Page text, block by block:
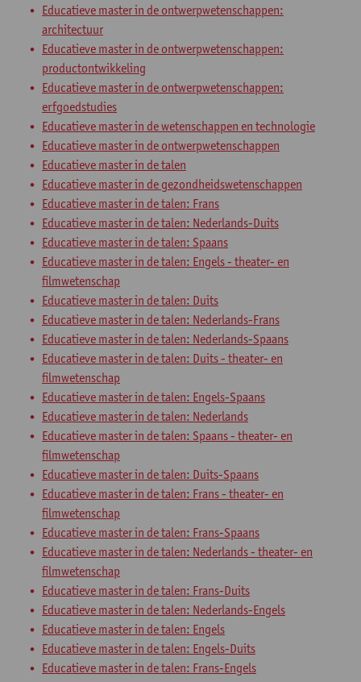
Educatieve master in de ontwerpwetenschappen:
architectuur
Educatieve master in de ontwerpwetenschappen:
productontwikkeling
Educatieve master in de ontwerpwetenschappen:
erfgoedstudies
Educatieve master in de wetenschappen en technologie
Educatieve master in de ontwerpwetenschappen
Educatieve master in de talen
Educatieve master in de gezondheidswetenschappen
Educatieve master in de talen: Frans
Educatieve master in de talen: Nederlands-Duits
Educatieve master in de talen: Spaans
Educatieve master in de talen: Engels - theater- en
filmwetenschap
Educatieve master in de talen: Duits
Educatieve master in de talen: Nederlands-Frans
Educatieve master in de talen: Nederlands-Spaans
Educatieve master in de talen: Duits - theater- en
filmwetenschap
Educatieve master in de talen: Engels-Spaans
Educatieve master in de talen: Nederlands
Educatieve master in de talen: Spaans - theater- en
filmwetenschap
Educatieve master in de talen: Duits-Spaans
Educatieve master in de talen: Frans - theater- en
filmwetenschap
Educatieve master in de talen: Frans-Spaans
Educatieve master in de talen: Nederlands - theater- en
filmwetenschap
Educatieve master in de talen: Frans-Duits
Educatieve master in de talen: Nederlands-Engels
Educatieve master in de talen: Engels
Educatieve master in de talen: Engels-Duits
Educatieve master in de talen: Frans-Engels